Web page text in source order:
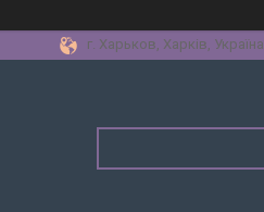
г. Харьков, Харків, Україна